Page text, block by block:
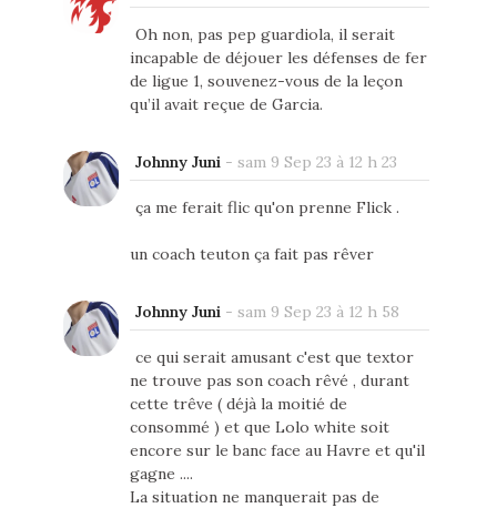
Oh non, pas pep guardiola, il serait
incapable de déjouer les défenses de fer
de ligue 1, souvenez-vous de la leçon
qu’il avait reçue de Garcia.
Johnny Juni - sam 9 Sep 23 à 12 h 23
ça me ferait flic qu'on prenne Flick .
un coach teuton ça fait pas rêver
Johnny Juni - sam 9 Sep 23 à 12 h 58
ce qui serait amusant c'est que textor
ne trouve pas son coach rêvé , durant
cette trêve ( déjà la moitié de
consommé ) et que Lolo white soit
encore sur le banc face au Havre et qu'il
gagne ....
La situation ne manquerait pas de